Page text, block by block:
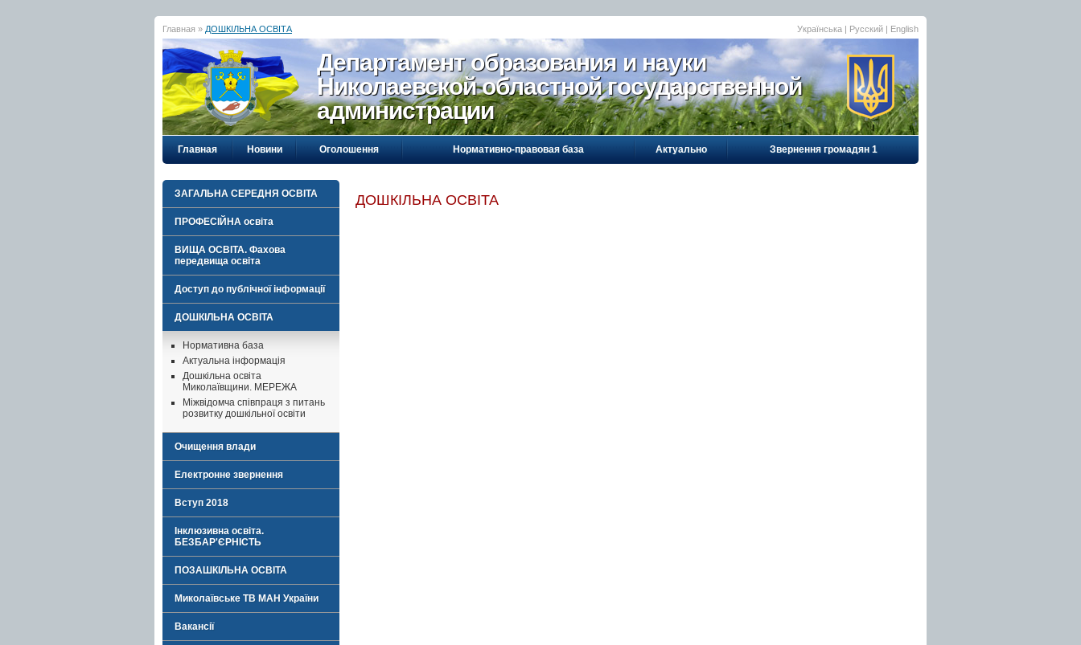
Главная » ДОШКІЛЬНА ОСВІТА Українська | Русский | English
Департамент образования и науки
Николаевской областной государственной
администрации
Главная Новини Оголошення Нормативно-правовая база Актуально Звернення громадян 1
ЗАГАЛЬНА СЕРЕДНЯ ОСВІТА
ПРОФЕСІЙНА освіта
ВИЩА ОСВІТА. Фахова
передвища освіта
Доступ до публічної інформації
ДОШКІЛЬНА ОСВІТА
Нормативна база
Актуальна інформація
Дошкільна освіта
Миколаївщини. МЕРЕЖА
Міжвідомча співпраця з питань
розвитку дошкільної освіти
Очищення влади
Електронне звернення
Вступ 2018
Інклюзивна освіта.
БЕЗБАР'ЄРНІСТЬ
ПОЗАШКІЛЬНА ОСВІТА
Миколаївське ТВ МАН України
Вакансії
ДОШКІЛЬНА ОСВІТА